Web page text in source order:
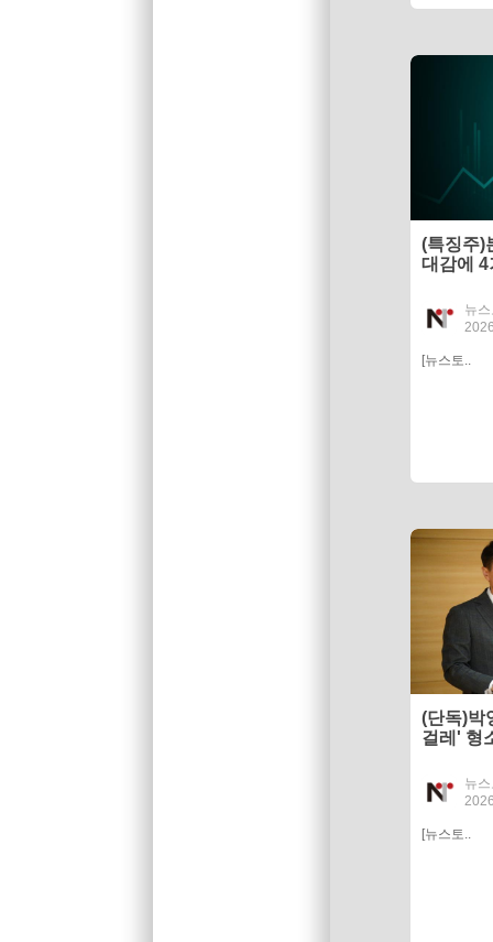
(특징주)
대감에 4
뉴
[뉴스토..
(단독)박
걸레' 형
뉴
[뉴스토..